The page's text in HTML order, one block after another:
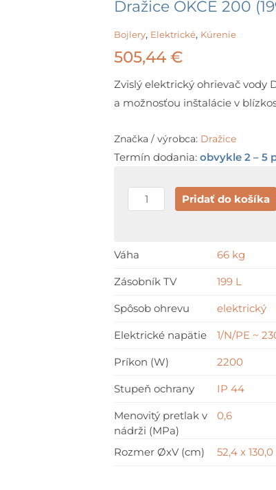
Dražice OKCE 200
Bojlery, Elektrické, Kúrenie
505,44 €
Zvislý elektrický ohrievač vody
a možnosťou inštalácie v
Značka / výrobca: Dražice
Termín dodania: obvykle 2 – 5
množstvo
Dražice
200
L)
Pridať do košíka
Váha 66 kg
Zásobník TV 199 L
Spôsob ohrevu elektrický
Elektrické napätie 1/N/PE ~
Príkon (W) 2200
Stupeň ochrany IP 44
Menovitý pretlak v
nádrži (MPa)
0,6
Rozmer ØxV (cm) 52,4 x 130,0